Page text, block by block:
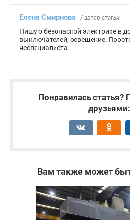
Елена Смирнова / автор статьи
Пишу о безопасной электрике в
выключателей, освещение.
неспециалиста.
Понравилась статья?
друзьями:
Вам также может